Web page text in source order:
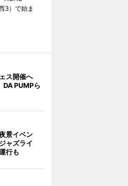
3）で始ま
ス開催へ
PUMPら
景イベン
ャズライ
行も